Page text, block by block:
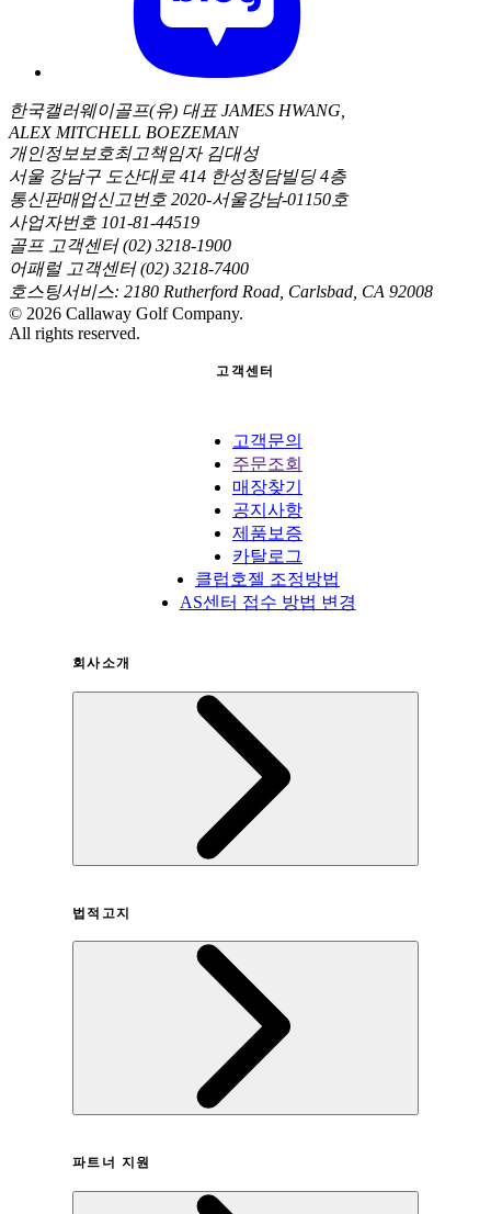
한국캘러웨이골프(유) 대표 JAMES HWANG,
ALEX MITCHELL BOEZEMAN
개인정보보호최고책임자 김대성
서울 강남구 도산대로 414 한성청담빌딩 4층
통신판매업신고번호 2020-서울강남-01150호
사업자번호 101-81-44519
골프 고객센터 (02) 3218-1900
어패럴 고객센터 (02) 3218-7400
호스팅서비스: 2180 Rutherford Road, Carlsbad, CA 92008
© 2026 Callaway Golf Company.
All rights reserved.
고객센터
고객문의
주문조회
매장찾기
공지사항
제품보증
카탈로그
클럽호젤 조정방법
AS센터 접수 방법 변경
회사소개
법적고지
개인정보취급방침
파트너 지원